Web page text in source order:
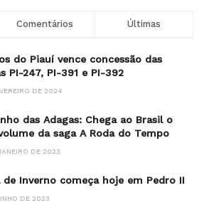
Comentários Últimas
do Piauí vence concessão das
PI-247, PI-391 e PI-392
DE 2024
das Adagas: Chega ao Brasil o
da saga A Roda do Tempo
DE 2023
de Inverno começa hoje em Pedro II
DE 2023